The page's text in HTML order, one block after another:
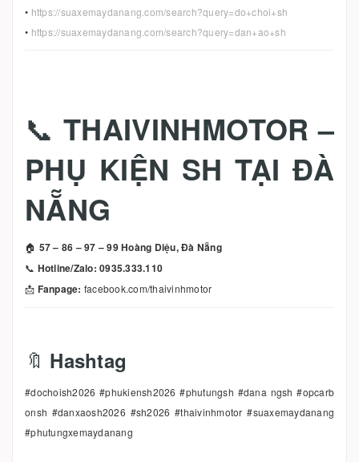
• https://suaxemaydanang.com/search?query=do+choi+sh
• https://suaxemaydanang.com/search?query=dan+ao+sh
📞 THAIVINHMOTOR –
PHỤ KIỆN SH TẠI ĐÀ
NẴNG
🏠 57 – 86 – 97 – 99 Hoàng Diệu, Đà Nẵng
📞 Hotline/Zalo: 0935.333.110
📩 Fanpage: facebook.com/thaivinhmotor
🔖 Hashtag
#dochoish2026 #phukiensh2026 #phutungsh #dana ngsh #opcarb
onsh #danxaosh2026 #sh2026 #thaivinhmotor #suaxemaydanang
#phutungxemaydanang